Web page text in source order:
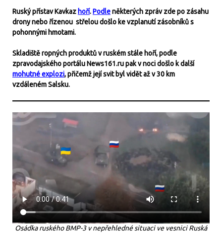
Ruský přístav Kavkaz hoří.Podleněkterých zpráv zde po zásahu
drony nebo řízenou střelou došlo ke vzplanutí zásobníků s
pohonnými hmotami.
Skladiště ropných produktů v ruském stále hoří, podle
zpravodajského portálu News161.ru pak v noci došlo k další
mohutné explozi, přičemž její svit byl vidět až v 30 km
vzdáleném Salsku.
Osádka ruského BMP-3 v nepřehledné situaci ve vesnici Ruská